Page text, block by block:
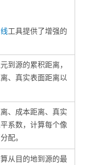
工具提供了增强的
到源的累积距离，
、真实表面距离以
、成本距离、真实
系数，计算每个像
配。
从目的地到源的最